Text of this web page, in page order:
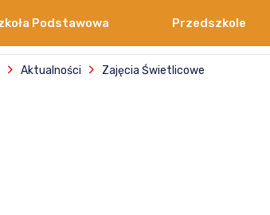
Podstawowa Przedszkole
Aktualności Zajęcia Świetlicowe